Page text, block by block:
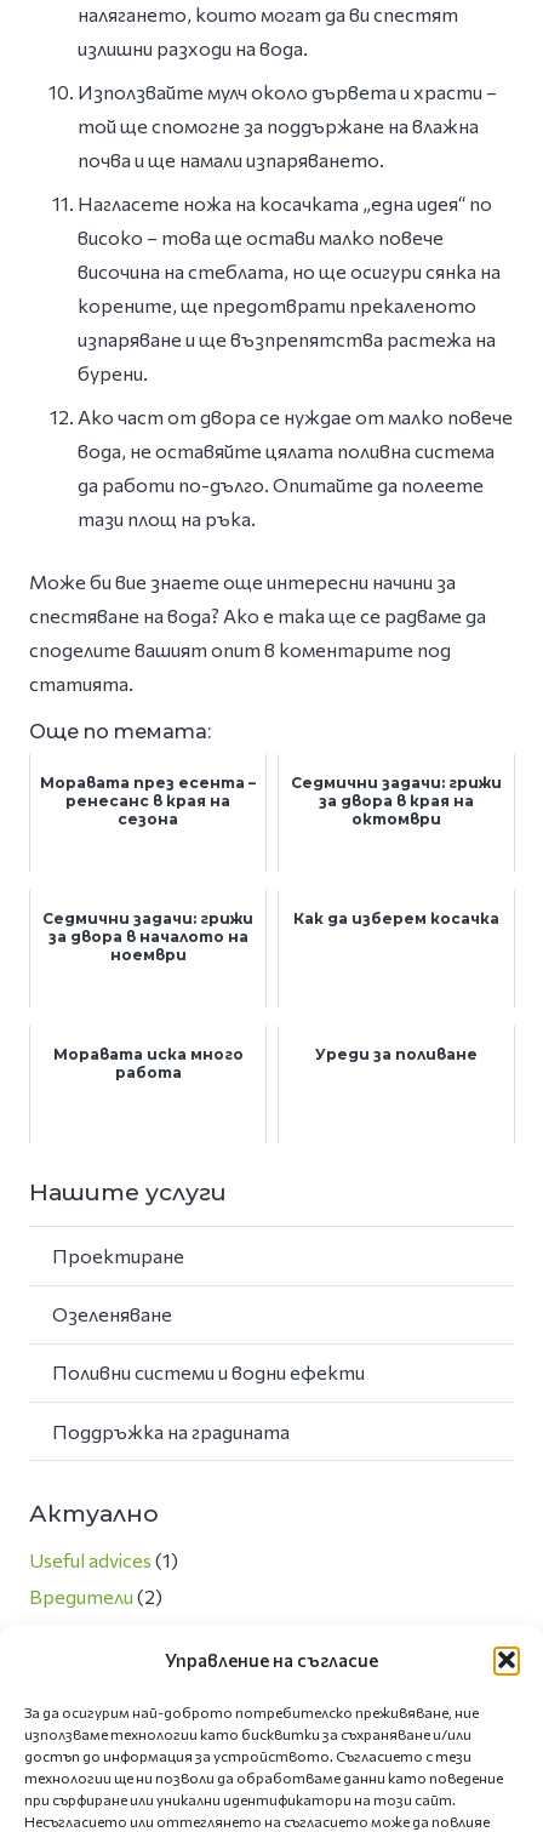
Управление на съгласие
За да осигурим най-доброто потребителско преживяване, ние
използваме технологии като бисквитки за съхраняване и/или
достъп до информация за устройството. Съгласието с тези
технологии ще ни позволи да обработваме данни като поведение
при сърфиране или уникални идентификатори на този сайт.
Несъгласието или оттеглянето на съгласието може да повлияе
налягането, които могат да ви спестят
излишни разходи на вода.
Използвайте мулч около дървета и храсти –
той ще спомогне за поддържане на влажна
почва и ще намали изпаряването.
Нагласете ножа на косачката „една идея“ по
високо – това ще остави малко повече
височина на стеблата, но ще осигури сянка на
корените, ще предотврати прекаленото
изпаряване и ще възпрепятства растежа на
бурени.
Ако част от двора се нуждае от малко повече
вода, не оставяйте цялата поливна система
да работи по-дълго. Опитайте да полеете
тази площ на ръка.
Може би вие знаете още интересни начини за
спестяване на вода? Ако е така ще се радваме да
споделите вашият опит в коментарите под
статията.
Още по темата:
Моравата през есента –
ренесанс в края на
сезона
Седмични задачи: грижи
за двора в края на
октомври
Седмични задачи: грижи
за двора в началото на
ноември
Как да изберем косачка
Моравата иска много
работа
Уреди за поливане
Нашите услуги
Проектиране
Озеленяване
Поливни системи и водни ефекти
Поддръжка на градината
Актуално
Useful advices (1)
Вредители (2)
(3)
Новини(7)
Озеленяване и екология(5)
Полезни съвети(66)
Сезонни грижи за двора(4)